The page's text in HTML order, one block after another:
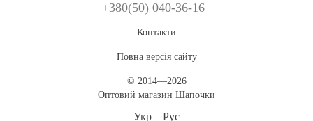
+380(50) 040-36-16
Контакти
Повна версія сайту
© 2014—2026
Оптовий магазин Шапочки
Укр Рус